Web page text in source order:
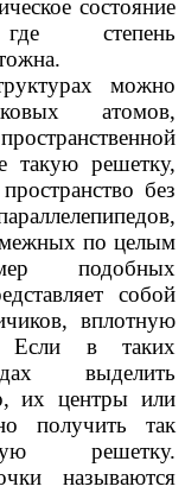
состояние
степень
можно
атомов,
такую решетку,
без
по целым
подобных
собой
вплотную
Если в таких
выделить
их центры или
получить так
решетку.
называются